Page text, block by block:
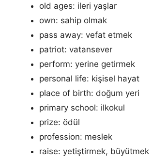
old ages: ileri yaşlar
own: sahip olmak
pass away: vefat etmek
patriot: vatansever
perform: yerine getirmek
personal life: kişisel hayat
place of birth: doğum yeri
primary school: ilkokul
prize: ödül
profession: meslek
raise: yetiştirmek, büyütmek